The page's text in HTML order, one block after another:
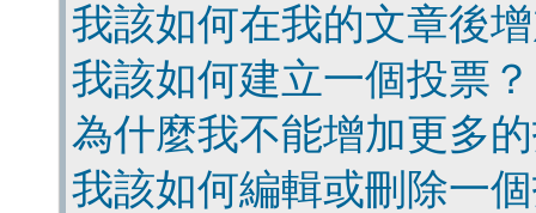
我該如何在我的文章後
我該如何建立一個投票？
為什麼我不能增加更多
我該如何編輯或刪除一